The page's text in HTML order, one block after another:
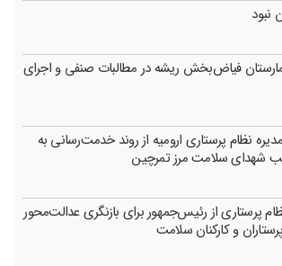
نبود
فیاض‌بخش ریشه در مطالبات صنفی و اجرای
نظام پرستاری ارومیه از روند خدمت‌رسانی به
شهدای سلامت مرز تمرچین
پرستاری از رئیس‌جمهور برای بازنگری عدالت‌محور
و کارکنان سلامت